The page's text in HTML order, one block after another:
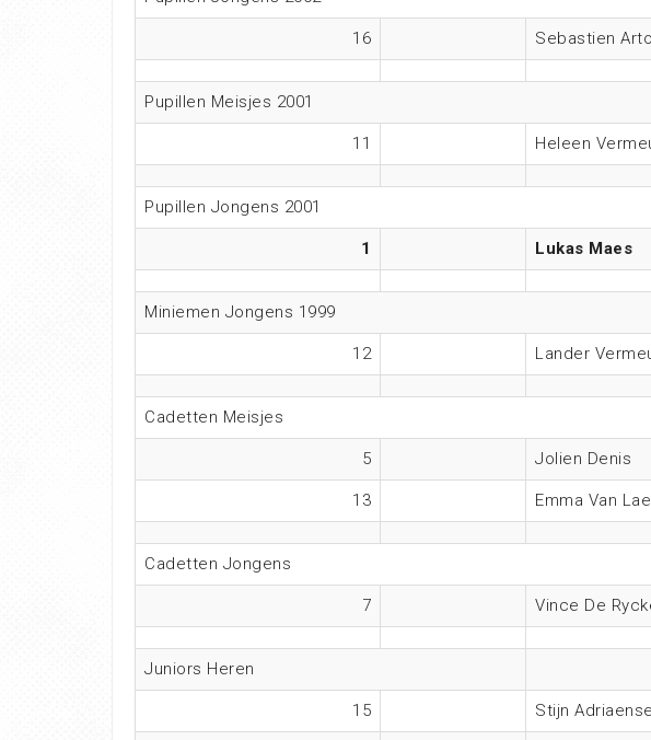
16 Sebastien
Pupillen Meisjes 2001
11 Heleen
Pupillen Jongens 2001
1 Lukas Maes
Miniemen Jongens 1999
12 Lander
Cadetten Meisjes
5 Jolien Denis
13 Emma Van
Cadetten Jongens
7 Vince De
Juniors Heren
15 Stijn